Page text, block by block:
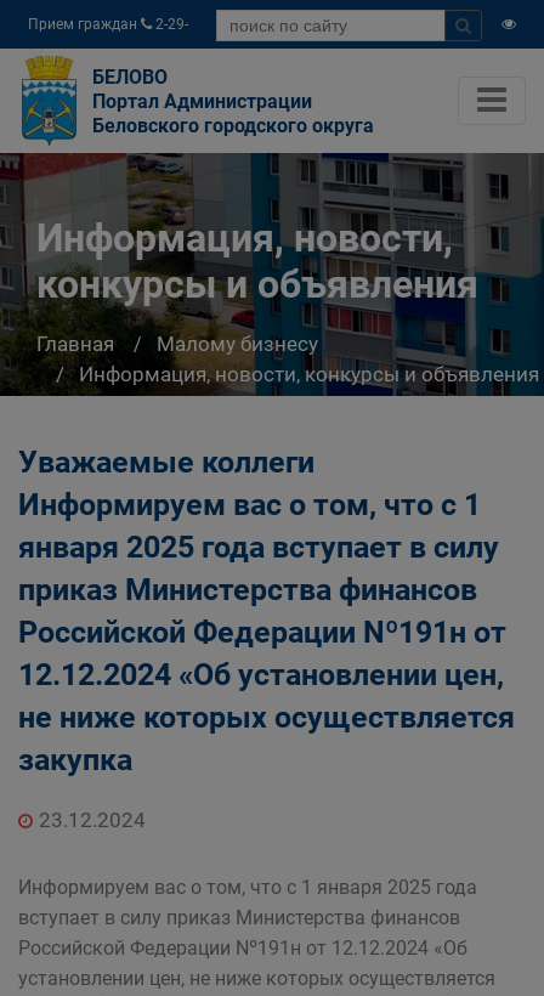
Прием граждан
2-29-
04
БЕЛОВО
Портал Администрации
Беловского городского округа
Информация, новости,
конкурсы и объявления
Главная
Малому бизнесу
Информация, новости, конкурсы и объявления
Уважаемые коллеги
Информируем вас о том, что с 1
января 2025 года вступает в силу
приказ Министерства финансов
Российской Федерации Nº191н от
12.12.2024 «Об установлении цен,
не ниже которых осуществляется
закупка
23.12.2024
Информируем вас о том, что с 1 января 2025 года
вступает в силу приказ Министерства финансов
Российской Федерации Nº191н от 12.12.2024 «Об
установлении цен, не ниже которых осуществляется